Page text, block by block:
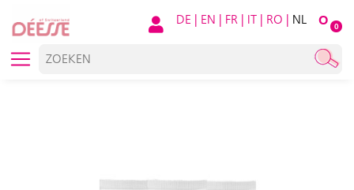
O 0
DE | EN | FR | IT | RO | NL